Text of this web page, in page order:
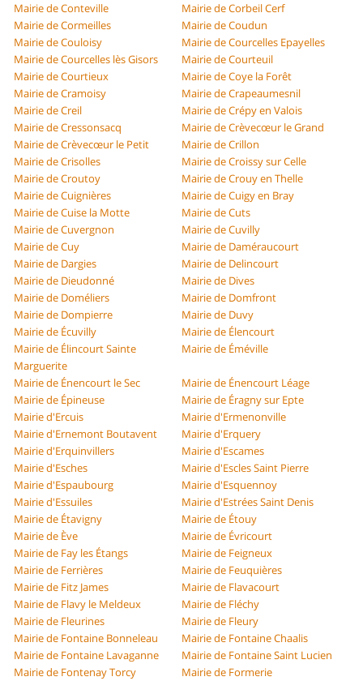
Mairie de Conteville
Mairie de Corbeil Cerf
Mairie de Cormeilles
Mairie de Coudun
Mairie de Couloisy
Mairie de Courcelles Epayelles
Mairie de Courcelles lès Gisors
Mairie de Courteuil
Mairie de Courtieux
Mairie de Coye la Forêt
Mairie de Cramoisy
Mairie de Crapeaumesnil
Mairie de Creil
Mairie de Crépy en Valois
Mairie de Cressonsacq
Mairie de Crèvecœur le Grand
Mairie de Crèvecœur le Petit
Mairie de Crillon
Mairie de Crisolles
Mairie de Croissy sur Celle
Mairie de Croutoy
Mairie de Crouy en Thelle
Mairie de Cuignières
Mairie de Cuigy en Bray
Mairie de Cuise la Motte
Mairie de Cuts
Mairie de Cuvergnon
Mairie de Cuvilly
Mairie de Cuy
Mairie de Daméraucourt
Mairie de Dargies
Mairie de Delincourt
Mairie de Dieudonné
Mairie de Dives
Mairie de Doméliers
Mairie de Domfront
Mairie de Dompierre
Mairie de Duvy
Mairie de Écuvilly
Mairie de Élencourt
Mairie de Élincourt Sainte
Marguerite
Mairie de Éméville
Mairie de Énencourt le Sec
Mairie de Énencourt Léage
Mairie de Épineuse
Mairie de Éragny sur Epte
Mairie d'Ercuis
Mairie d'Ermenonville
Mairie d'Ernemont Boutavent
Mairie d'Erquery
Mairie d'Erquinvillers
Mairie d'Escames
Mairie d'Esches
Mairie d'Escles Saint Pierre
Mairie d'Espaubourg
Mairie d'Esquennoy
Mairie d'Essuiles
Mairie d'Estrées Saint Denis
Mairie de Étavigny
Mairie de Étouy
Mairie de Ève
Mairie de Évricourt
Mairie de Fay les Étangs
Mairie de Feigneux
Mairie de Ferrières
Mairie de Feuquières
Mairie de Fitz James
Mairie de Flavacourt
Mairie de Flavy le Meldeux
Mairie de Fléchy
Mairie de Fleurines
Mairie de Fleury
Mairie de Fontaine Bonneleau
Mairie de Fontaine Chaalis
Mairie de Fontaine Lavaganne
Mairie de Fontaine Saint Lucien
Mairie de Fontenay Torcy
Mairie de Formerie